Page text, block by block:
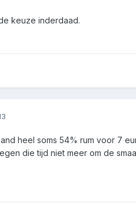
keuze inderdaad.
heel soms 54% rum voor 7
die tijd niet meer om de